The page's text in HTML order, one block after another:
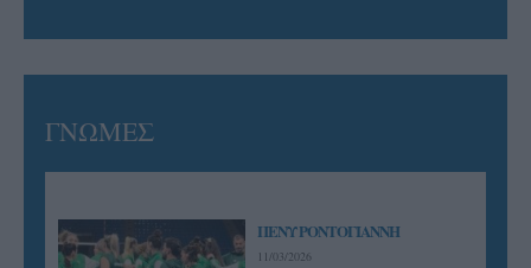
ΓΝΩΜΕΣ
ΠΕΝΥ ΡΟΝΤΟΓΙΑΝΝΗ
11/03/2026